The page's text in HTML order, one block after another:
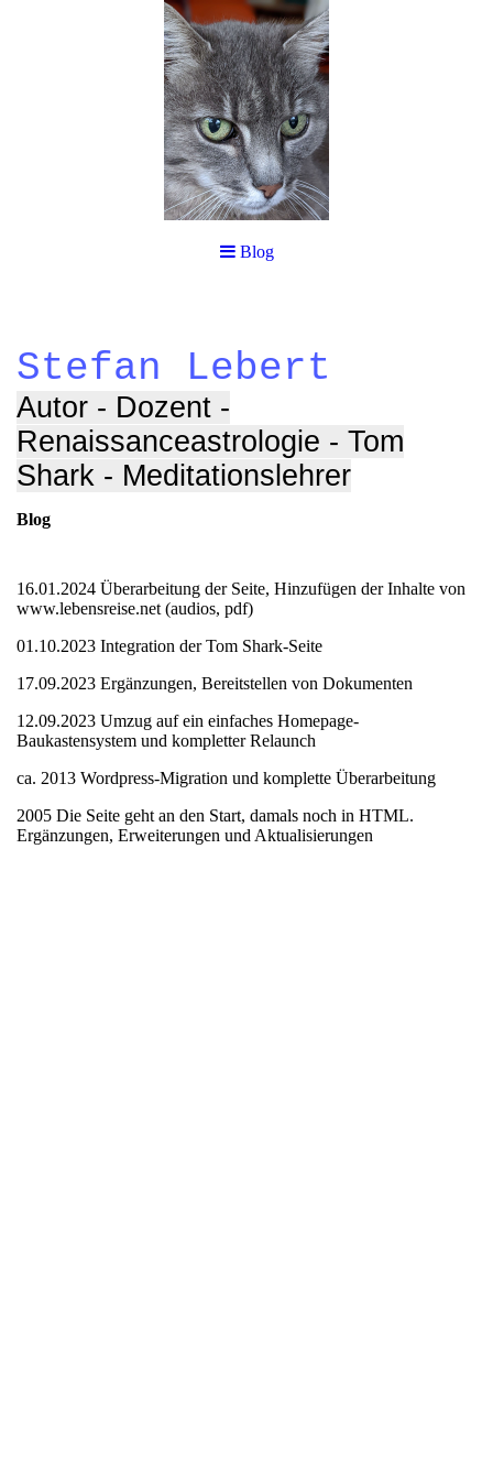
Blog
Stefan Lebert
Autor - Dozent -
Renaissanceastrologie - Tom
Shark - Meditationslehrer
Blog
16.01.2024 Überarbeitung der Seite, Hinzufügen der Inhalte von
www.lebensreise.net (audios, pdf)
01.10.2023 Integration der Tom Shark-Seite
17.09.2023 Ergänzungen, Bereitstellen von Dokumenten
12.09.2023 Umzug auf ein einfaches Homepage-
Baukastensystem und kompletter Relaunch
ca. 2013 Wordpress-Migration und komplette Überarbeitung
2005 Die Seite geht an den Start, damals noch in HTML.
Ergänzungen, Erweiterungen und Aktualisierungen